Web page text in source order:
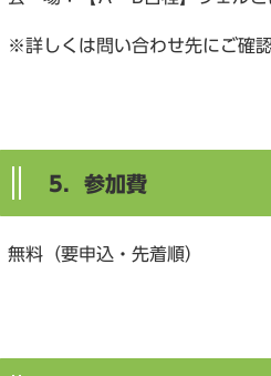
※詳しくは問い合わせ先にご確認
5．参加費
無料（要申込・先着順）